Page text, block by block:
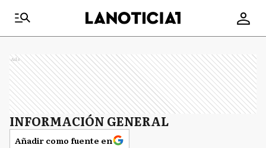
Ads
INFORMACIÓN GENERAL
Añadir como fuente en